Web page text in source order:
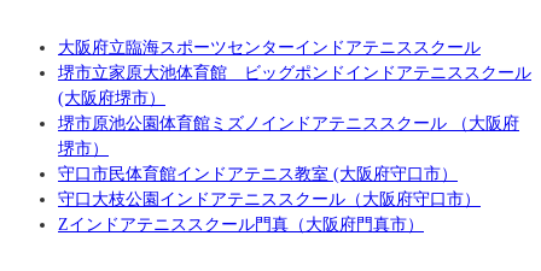
大阪府立臨海スポーツセンターインドアテニススクール
堺市立家原大池体育館 ビッグポンドインドアテニススクール
(大阪府堺市）
堺市原池公園体育館ミズノインドアテニススクール （大阪府
堺市）
守口市民体育館インドアテニス教室 (大阪府守口市）
守口大枝公園インドアテニススクール（大阪府守口市）
Zインドアテニススクール門真（大阪府門真市）